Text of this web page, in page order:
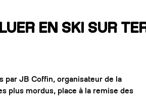
EN SKI SUR
par JB Coffin, organisateur de la
plus mordus, place à la remise des